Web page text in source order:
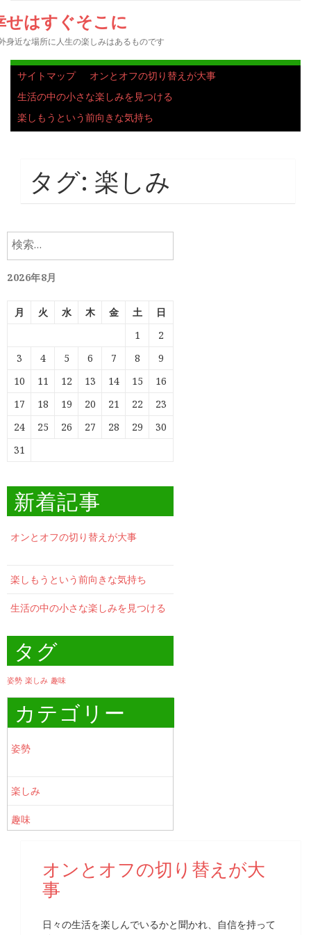
せはすぐそこに
身近な場所に人生の楽しみはあるものです
サイトマップ
オンとオフの切り替えが大事
生活の中の小さな楽しみを見つける
楽しもうという前向きな気持ち
タグ: 楽しみ
検
索:
2026年8月
月 火 水 木 金 土
日
1
2
3
4 5 6 7 8
9
10
11 12 13 14 15
16
17
18 19 20 21 22
23
24
25 26 27 28 29
30
31
新着記事
オンとオフの切り替えが大事
楽しもうという前向きな気持ち
生活の中の小さな楽しみを見つける
タグ
姿勢 楽しみ 趣味
カテゴリー
姿勢
楽しみ
趣味
オンとオフの切り替えが大
事
日々の生活を楽しんでいるかと聞かれ、自信を持って